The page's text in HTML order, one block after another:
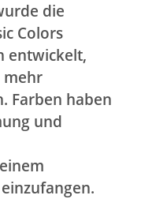
die
Colors
entwickelt,
mehr
Farben haben
und